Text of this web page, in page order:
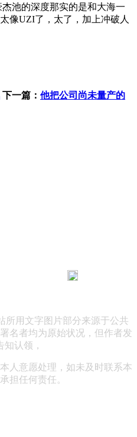
池的深度那实的是和大海一
像UZI了，太了，加上冲破人
下一篇： 他把公司尚未量产的
所用文字图片部分来源于公共
名者均为原始状况，但作者发
知认领，
人意愿处理，如未及时联系本
担任何责任。